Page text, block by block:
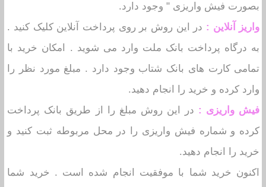
بصورت فیش واریزی " وجود دارد.
واریز آنلاین : در این روش بر روی پرداخت آنلاین کلیک کنید .
به درگاه پرداخت بانک ملت وارد می شوید . امکان خرید با
تمامی کارت های بانک شتاب وجود دارد . مبلغ مورد نظر را
وارد کرده و خرید را انجام دهید.
فیش واریزی : در این روش مبلغ را از طریق بانک پرداخت
کرده و شماره فیش واریزی را در محل مربوطه ثبت کنید و
خرید را انجام دهید.
اکنون خرید شما با موفقیت انجام شده است . خرید شما